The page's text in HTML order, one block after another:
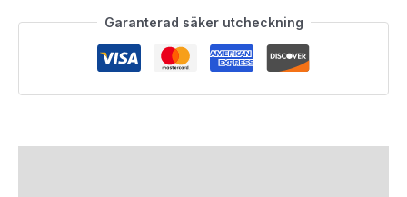
Garanterad säker utcheckning